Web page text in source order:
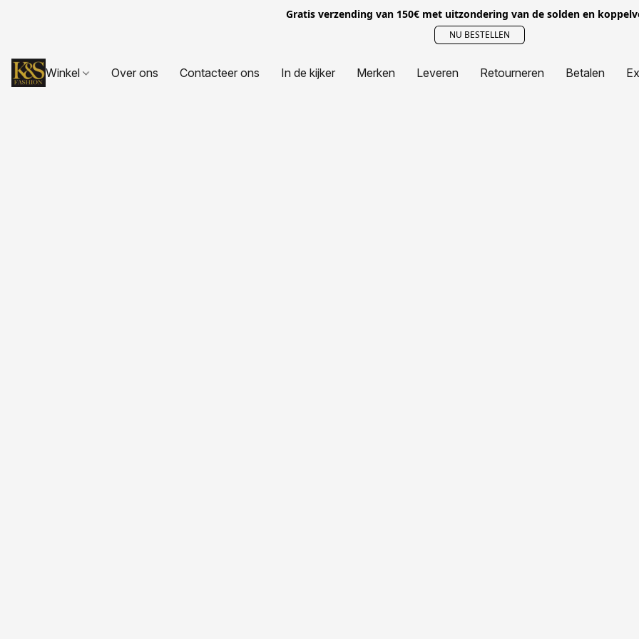
Gratis verzending van 150€ met uitzondering van de solden en
NU BESTELLEN
Winkel Over ons Contacteer ons In de kijker Merken Leveren Retourneren Betalen